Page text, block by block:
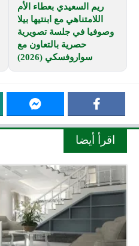
ريم السعيدي بعطاء الأم
اللامتناهي مع ابنتيها بيلا
وصوفيا في جلسة تصويرية
حصرية بالتعاون مع
سواروفسكي (2026)
اقرأ أيضا